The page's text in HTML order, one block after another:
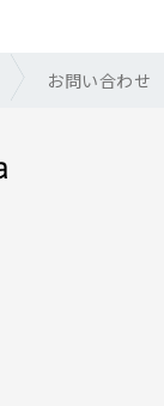
お問い合わせ